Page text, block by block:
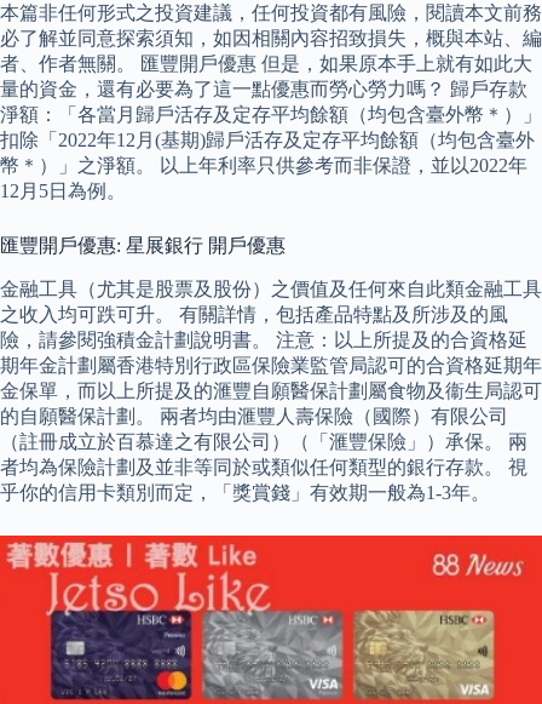
本篇非任何形式之投資建議，任何投資都有風險，閱讀本文前務
必了解並同意探索須知，如因相關內容招致損失，概與本站、編
者、作者無關。 匯豐開戶優惠 但是，如果原本手上就有如此大
量的資金，還有必要為了這一點優惠而勞心勞力嗎？ 歸戶存款
淨額：「各當月歸戶活存及定存平均餘額（均包含臺外幣＊）」
扣除「2022年12月(基期)歸戶活存及定存平均餘額（均包含臺外
幣＊）」之淨額。 以上年利率只供參考而非保證，並以2022年
12月5日為例。
匯豐開戶優惠: 星展銀行 開戶優惠
金融工具（尤其是股票及股份）之價值及任何來自此類金融工具
之收入均可跌可升。 有關詳情，包括產品特點及所涉及的風
險，請參閱強積金計劃說明書。 注意：以上所提及的合資格延
期年金計劃屬香港特別行政區保險業監管局認可的合資格延期年
金保單，而以上所提及的滙豐自願醫保計劃屬食物及衞生局認可
的自願醫保計劃。 兩者均由滙豐人壽保險（國際）有限公司
（註冊成立於百慕達之有限公司）（「滙豐保險」）承保。 兩
者均為保險計劃及並非等同於或類似任何類型的銀行存款。 視
乎你的信用卡類別而定，「獎賞錢」有效期一般為1-3年。